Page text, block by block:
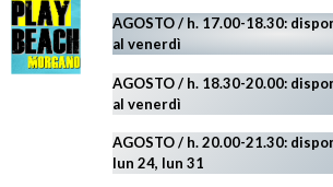
AGOSTO / h. 17.00-18.30:
al venerdì
AGOSTO/ h. 18.30-20.00:
al venerdì
AGOSTO / h. 20.00-21.30:
lun 24, lun 31